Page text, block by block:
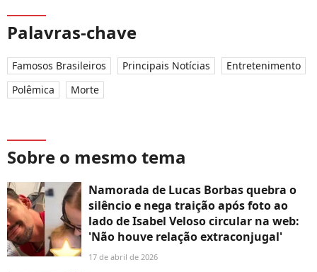
Palavras-chave
Famosos Brasileiros Principais Notícias
Entretenimento
Polêmica
Morte
Sobre o mesmo tema
Namorada de Lucas Borbas quebra o
silêncio e nega traição após foto ao
lado de Isabel Veloso circular na web:
'Não houve relação extraconjugal'
17 de abril de 2026